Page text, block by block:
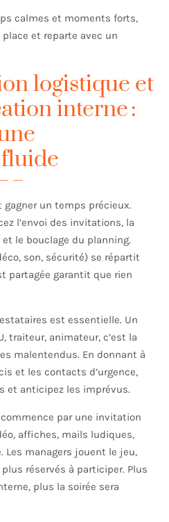
calmes et moments forts,
et reparte avec un
logistique et
interne :
un temps précieux.
l’envoi des invitations, la
le bouclage du planning.
son, sécurité) se répartit
partagée garantit que rien
est essentielle. Un
traiteur, animateur, c’est la
malentendus. En donnant à
et les contacts d’urgence,
et anticipez les imprévus.
par une invitation
affiches, mails ludiques,
managers jouent le jeu,
réservés à participer. Plus
plus la soirée sera